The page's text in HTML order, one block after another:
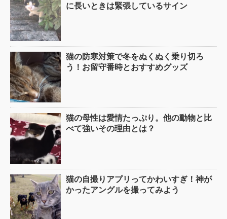
に長いときは緊張しているサイン
猫の防寒対策で冬をぬくぬく乗り切ろ
う！お留守番時とおすすめグッズ
猫の母性は愛情たっぷり。他の動物と比
べて強いその理由とは？
猫の自撮りアプリってかわいすぎ！神が
かったアングルを撮ってみよう